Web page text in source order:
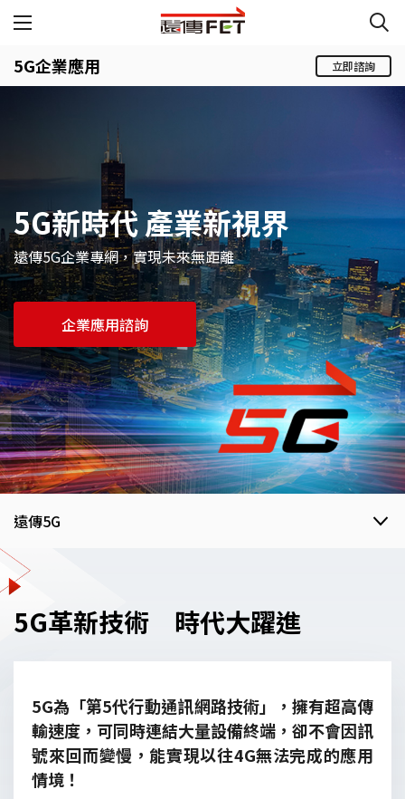
5G企業應用 立即諮詢
5G新時代 產業新視界
遠傳5G企業專網，實現未來無距離
企業應用諮詢
遠傳5G
遠傳5G
5G智慧製造
5G智慧醫療
5G革新技術 時代大躍進
5G為「第5代行動通訊網路技術」，擁有超高傳
輸速度，可同時連結大量設備終端，卻不會因訊
號來回而變慢，能實現以往4G無法完成的應用
情境！